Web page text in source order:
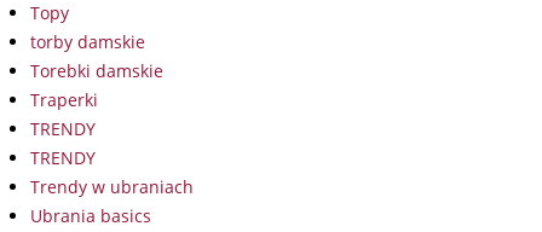
Topy
torby damskie
Torebki damskie
Traperki
TRENDY
TRENDY
Trendy w ubraniach
Ubrania basics